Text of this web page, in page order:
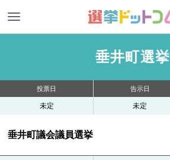
垂井町選挙
投票日 告示日
未定 未定
垂井町議会議員選挙